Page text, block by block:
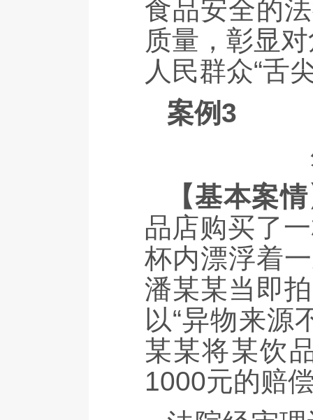
食品安全的
质量，彰显
人民群众“舌
案例3
【基本案
品店购买了
杯内漂浮着
潘某某当即
以“异物来源
某某将某饮
1000元的赔